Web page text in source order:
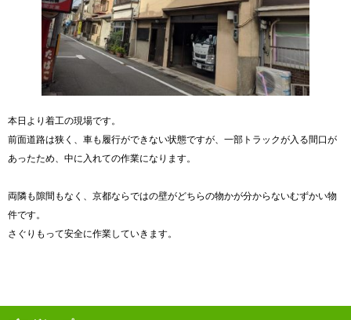
本日より着工の現場です。
前面道路は狭く、車も履行ができない状態ですが、一部トラックが入る間口が
あったため、中に入れての作業になります。
両隣も隙間もなく、京都ならではの壁がどちらの物かが分からないむずかい物
件です。
さぐりもって安全に作業していきます。